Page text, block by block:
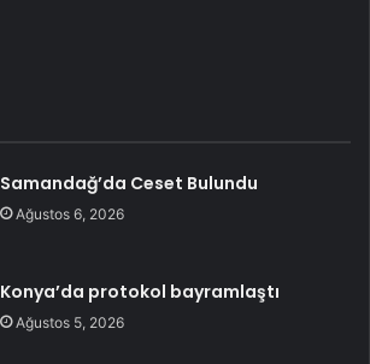
Samandağ’da Ceset Bulundu
Ağustos 6, 2026
Konya’da protokol bayramlaştı
Ağustos 5, 2026